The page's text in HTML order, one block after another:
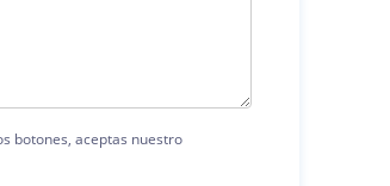
botones, aceptas nuestro